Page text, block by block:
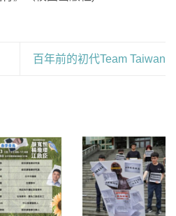
百年前的初代Team Taiwan